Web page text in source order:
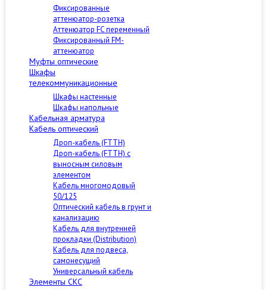
Фиксированные
аттенюатор-розетка
Аттенюатор FC переменный
Фиксированный FM-
аттенюатор
Муфты оптические
Шкафы
телекоммуникационные
Шкафы настенные
Шкафы напольные
Кабельная арматура
Кабель оптический
Дроп-кабель (FTTH)
Дроп-кабель (FTTH) с
выносным силовым
элементом
Кабель многомодовый
50/125
Оптический кабель в грунт и
канализацию
Кабель для внутренней
прокладки (Distribution)
Кабель для подвеса,
самонесущий
Универсальный кабель
Элементы СКС